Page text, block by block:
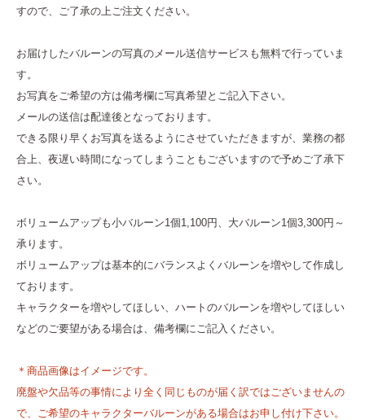
すので、ご了承の上ご注文ください。
お届けしたバルーンの写真のメール送信サービスも無料で行っていま
す。
お写真をご希望の方は備考欄に写真希望とご記入下さい。
メールの送信は配達後となっております。
できる限り早くお写真を送るようにさせていただきますが、業務の都
合上、夜遅い時間になってしまうこともございますので予めご了承下
さい。
ボリュームアップも小バルーン1個1,100円、大バルーン1個3,300円～
承ります。
ボリュームアップは基本的にバランスよくバルーンを増やして作成し
ております。
キャラクターを増やしてほしい、ハートのバルーンを増やしてほしい
などのご要望がある場合は、備考欄にご記入ください。
＊商品画像はイメージです。
廃盤や欠品等の事情により全く同じものが届く訳ではございませんの
で、ご希望のキャラクターバルーンがある場合はお申し付け下さい。